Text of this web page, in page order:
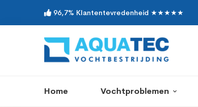
96,7% Klantentevredenheid ★★★★★
Home Vochtproblemen